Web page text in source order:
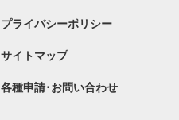
プライバシーポリシー
サイトマップ
各種申請･お問い合わせ